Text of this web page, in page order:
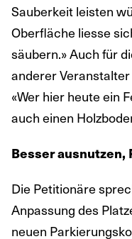
Sauberkeit leisten
Oberfläche liesse
säubern.» Auch für
anderer
«Wer hier heute ein
auch einen
Besser ausnutzen,
Die Petitionäre
Anpassung des
neuen